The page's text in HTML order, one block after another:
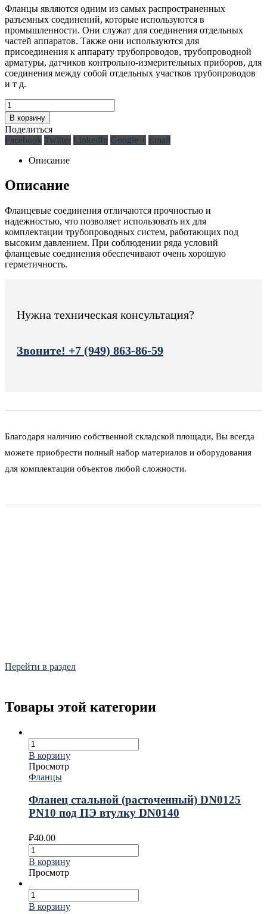
Фланцы являются одним из самых распространенных
разъемных соединений, которые используются в
промышленности. Они служат для соединения отдельных
частей аппаратов. Также они используются для
присоединения к аппарату трубопроводов, трубопроводной
арматуры, датчиков контрольно-измерительных приборов, для
соединения между собой отдельных участков трубопроводов
и т д.
В корзину
Поделиться
Facebook Twitter LinkedIn Google + Email
Описание
Описание
Фланцевые соединения отличаются прочностью и
надежностью, что позволяет использовать их для
комплектации трубопроводных систем, работающих под
высоким давлением. При соблюдении ряда условий
фланцевые соединения обеспечивают очень хорошую
герметичность.
Нужна техническая консультация?
Звоните! +7 (949) 863-86-59
Благодаря наличию собственной складской площади, Вы всегда
можете приобрести полный набор материалов и оборудования
для комплектации объектов любой сложности.
Перейти в раздел
Товары этой категории
В корзину
Просмотр
Фланцы
Фланец стальной (расточенный) DN0125
PN10 под ПЭ втулку DN0140
₽40.00
В корзину
Просмотр
В корзину